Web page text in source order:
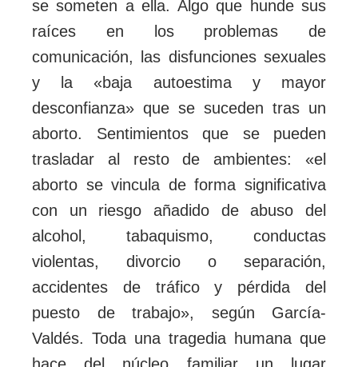
se someten a ella. Algo que hunde sus
raíces en los problemas de
comunicación, las disfunciones sexuales
y la «baja autoestima y mayor
desconfianza» que se suceden tras un
aborto. Sentimientos que se pueden
trasladar al resto de ambientes: «el
aborto se vincula de forma significativa
con un riesgo añadido de abuso del
alcohol, tabaquismo, conductas
violentas, divorcio o separación,
accidentes de tráfico y pérdida del
puesto de trabajo», según García-
Valdés. Toda una tragedia humana que